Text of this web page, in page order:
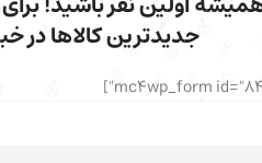
جدیدترین کالاها در